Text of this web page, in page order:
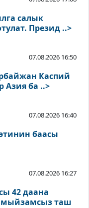
салык
Презид ..>
07.08.2026 16:50
Каспий
Азия ба ..>
07.08.2026 16:40
баасы
07.08.2026 16:27
42 даана
таш